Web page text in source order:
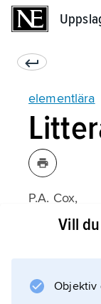
elementlära
P.A. Cox,
TheVill
Objektiv